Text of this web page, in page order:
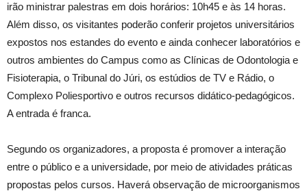
irão ministrar palestras em dois horários: 10h45 e às 14 horas.
Além disso, os visitantes poderão conferir projetos universitários
expostos nos estandes do evento e ainda conhecer laboratórios e
outros ambientes do Campus como as Clínicas de Odontologia e
Fisioterapia, o Tribunal do Júri, os estúdios de TV e Rádio, o
Complexo Poliesportivo e outros recursos didático-pedagógicos.
A entrada é franca.
Segundo os organizadores, a proposta é promover a interação
entre o público e a universidade, por meio de atividades práticas
propostas pelos cursos. Haverá observação de microorganismos